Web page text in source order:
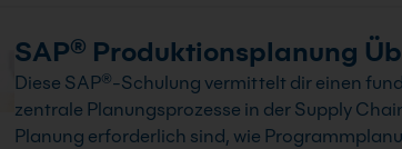
SAP® Produktionsplanung
Diese SAP®-Schulung vermittelt dir einen
zentrale Planungsprozesse in der Supply
Planung erforderlich sind, wie